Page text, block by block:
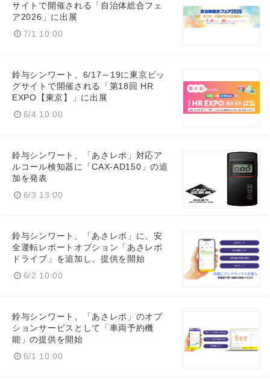
サイトで開催される「自治体総合フェ
ア2026」に出展
7/1 10:00
鈴与シンワート、6/17～19に東京ビッ
グサイトで開催される「第18回 HR
EXPO【東京】」に出展
6/4 10:00
鈴与シンワート、「あさレポ」対応ア
ルコール検知器に「CAX-AD150」の追
加を発表
6/3 13:00
鈴与シンワート、「あさレポ」に、安
全運転レポートオプション「あさレポ
ドライブ」を追加し、提供を開始
6/2 10:00
鈴与シンワート、「あさレポ」のオプ
ションサービスとして「車両予約機
能」の提供を開始
6/1 10:00